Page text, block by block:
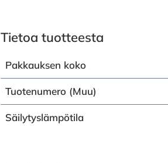
Tietoa tuotteesta
Pakkauksen koko
Tuotenumero (Muu)
Säilytyslämpötila